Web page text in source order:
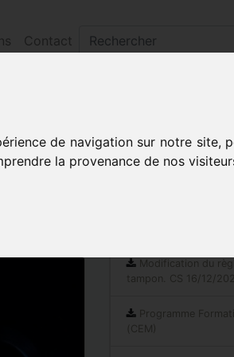
de navigation sur notre site,
la provenance de nos
Contact
Les
Modification du
tampon. CS 16/12/
Programme
(CEM)